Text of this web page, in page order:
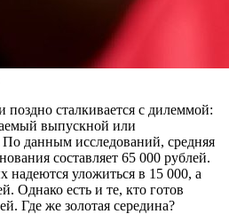
сталкивается с дилеммой:
выпускной или
По данным исследований, средняя
составляет 65 000 рублей.
уложиться в 15 000, а
Однако есть и те, кто готов
Где же золотая середина?